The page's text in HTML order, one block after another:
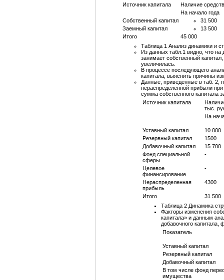
Источник капитала
Наличие
На начало года
Собственный капитал
31 500
Заемный капитал
13 500
Итого
45 000
Таблица 1 Анализ динамики и
Из данных табл.1 видно, что на
занимает собственный
увеличилась.
В процессе последующего
капитала, выяснить причины
Данные, приведенные в таб. 2,
нераспределенной прибыли
сумма собственного капитала
Источник капитала
тыс.
На
Уставный капитал
10 000
Резервный капитал
1500
Добавочный капитал
15 700
Фонд специальной
сферы
-
Целевое
финансирование
-
Нераспределенная
прибыль
4300
Итого
31 500
Таблица 2 Динамика
Факторы изменения
капитала» и данным
добавочного капитала,
Показатель
Уставный капитал
Резервный капитал
Добавочный капитал
В том числе фонд
имущества